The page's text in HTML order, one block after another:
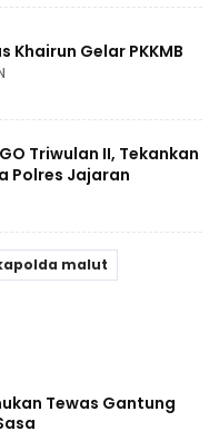
Khairun Gelar PKKMB
Triwulan II, Tekankan
Polres Jajaran
malut
Tewas Gantung